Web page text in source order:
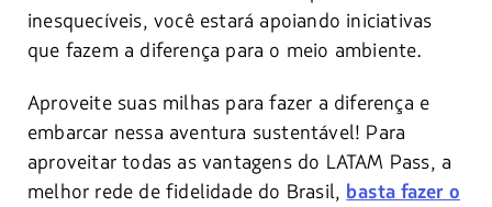
inesquecíveis, você estará apoiando iniciativas
que fazem a diferença para o meio ambiente.
Aproveite suas milhas para fazer a diferença e
embarcar nessa aventura sustentável! Para
aproveitar todas as vantagens do LATAM Pass, a
melhor rede de fidelidade do Brasil, basta fazer o